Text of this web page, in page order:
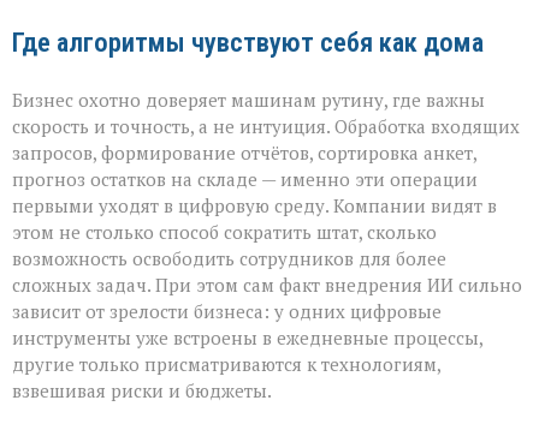
Где алгоритмы чувствуют себя как дома
Бизнес охотно доверяет машинам рутину, где важны
скорость и точность, а не интуиция. Обработка входящих
запросов, формирование отчётов, сортировка анкет,
прогноз остатков на складе — именно эти операции
первыми уходят в цифровую среду. Компании видят в
этом не столько способ сократить штат, сколько
возможность освободить сотрудников для более
сложных задач. При этом сам факт внедрения ИИ сильно
зависит от зрелости бизнеса: у одних цифровые
инструменты уже встроены в ежедневные процессы,
другие только присматриваются к технологиям,
взвешивая риски и бюджеты.